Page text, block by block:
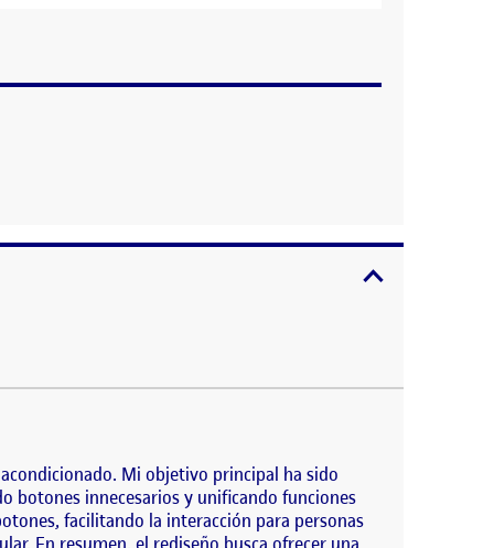
Mi objetivo principal ha sido lograr un
Mi objetivo principal ha sido
botones innecesarios y unificando funciones
facilitando la interacción para personas